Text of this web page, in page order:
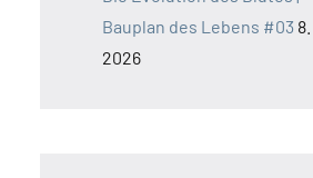
Bauplan des Lebens #03
2026